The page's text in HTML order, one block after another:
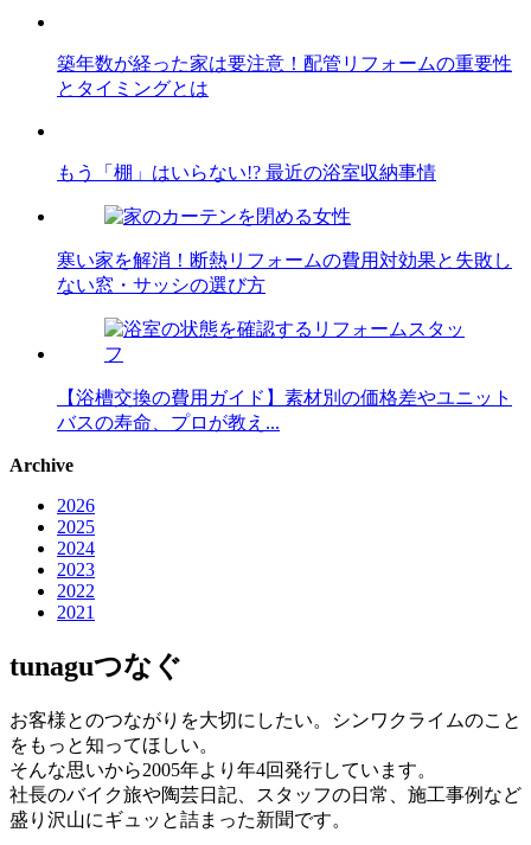
築年数が経った家は要注意！配管リフォームの重要性
とタイミングとは
もう「棚」はいらない!? 最近の浴室収納事情
寒い家を解消！断熱リフォームの費用対効果と失敗し
ない窓・サッシの選び方
【浴槽交換の費用ガイド】素材別の価格差やユニット
バスの寿命、プロが教え...
Archive
2026
2025
2024
2023
2022
2021
tunaguつなぐ
お客様とのつながりを大切にしたい。シンワクライムのこと
をもっと知ってほしい。
そんな思いから2005年より年4回発行しています。
社長のバイク旅や陶芸日記、スタッフの日常、施工事例など
盛り沢山にギュッと詰まった新聞です。